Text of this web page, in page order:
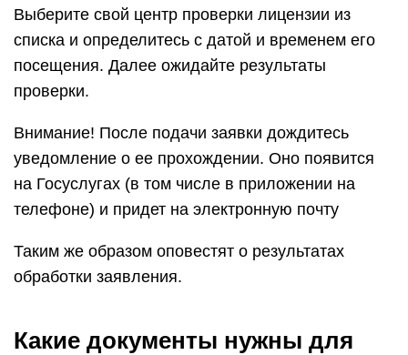
Выберите свой центр проверки лицензии из
списка и определитесь с датой и временем его
посещения. Далее ожидайте результаты
проверки.
Внимание! После подачи заявки дождитесь
уведомление о ее прохождении. Оно появится
на Госуслугах (в том числе в приложении на
телефоне) и придет на электронную почту
Таким же образом оповестят о результатах
обработки заявления.
Какие документы нужны для